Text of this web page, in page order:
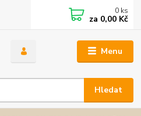
Menu
Hledat
0 ks
za 0,00 Kč